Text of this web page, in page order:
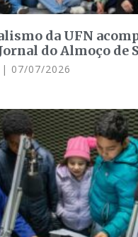
da UFN
do Almoço de
07/07/2026